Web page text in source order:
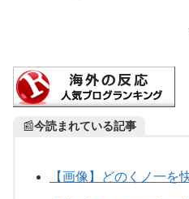
📰今読まれている記事
【画像】どのくノ一を